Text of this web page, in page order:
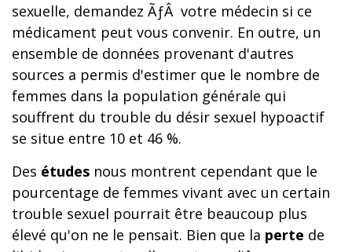
sexuelle, demandez ÃƒÂ votre médecin si ce
médicament peut vous convenir. En outre, un
ensemble de données provenant d'autres
sources a permis d'estimer que le nombre de
femmes dans la population générale qui
souffrent du trouble du désir sexuel hypoactif
se situe entre 10 et 46 %.
Des études nous montrent cependant que le
pourcentage de femmes vivant avec un certain
trouble sexuel pourrait être beaucoup plus
élevé qu'on ne le pensait. Bien que la perte de